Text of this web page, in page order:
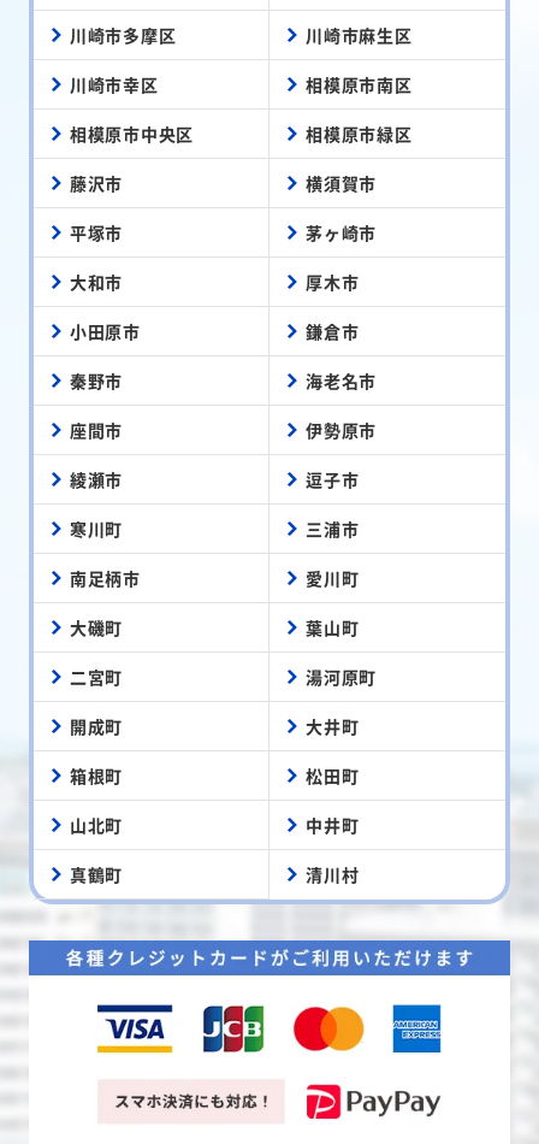
川崎市多摩区 川崎市麻生区
川崎市幸区 相模原市南区
相模原市中央区 相模原市緑区
藤沢市 横須賀市
平塚市 茅ヶ崎市
大和市 厚木市
小田原市 鎌倉市
秦野市 海老名市
座間市 伊勢原市
綾瀬市 逗子市
寒川町 三浦市
南足柄市 愛川町
大磯町 葉山町
二宮町 湯河原町
開成町 大井町
箱根町 松田町
山北町 中井町
真鶴町 清川村